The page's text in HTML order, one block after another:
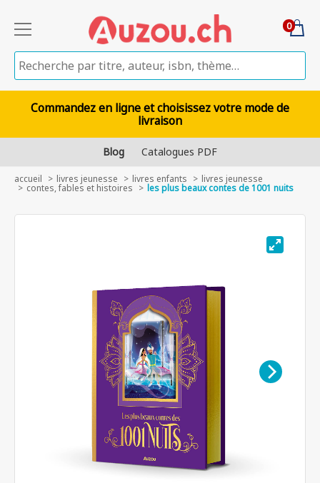
0
Commandez en ligne et choisissez votre mode de
livraison
Blog Catalogues PDF
accueil livres jeunesse livres enfants livres jeunesse
contes, fables et histoires les plus beaux contes de 1001 nuits